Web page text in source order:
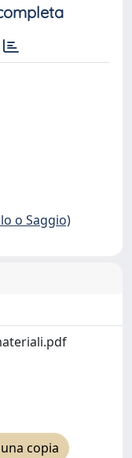
o Saggio)
copia